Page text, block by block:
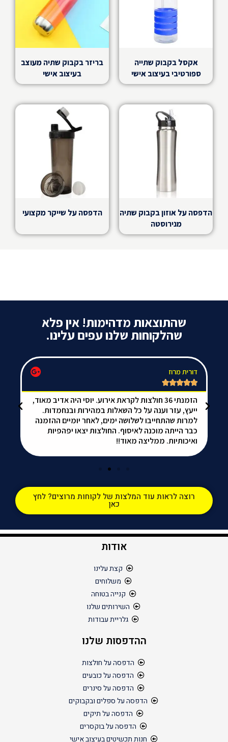
אקסל בקבוק שתייה
ספורטיבי בעיצוב אישי
בריזר בקבוק שתיה מעוצב
בעיצוב אישי
הדפסה על אוזון בקבוק שתיה
מנירוסטה
הדפסה על שייקר מקצועי
שהתוצאות מדהימות! אין פלא
שהלקוחות שלנו עפים עלינו.
דורית מרוז





הזמנתי 36 חולצות לקראת אירוע. יוסי היה אדיב מאוד,
ייעץ, עזר וענה על כל השאלות במהירות ובנחמדות.
למרות שהתחייבו לשלושה ימים, לאחר יומיים ההזמנה
כבר הייתה מוכנה לאיסוף. החולצות יצאו יפהפיות
ואיכותיות. ממליצה מאוד!!
רוצה לראות עוד המלצות של לקוחות מרוצים? לחץ
כאן
אודות
קצת עלינו
משלוחים
קנייה בטוחה
השירותים שלנו
גלריית עבודות
ההדפסות שלנו
הדפסה על חולצות
הדפסה על כובעים
הדפסה על סינרים
הדפסה על ספלים ובקבוקים
הדפסה על תיקים
הדפסה על בוקסרים
חנות תכשיטים בעיצוב אישי